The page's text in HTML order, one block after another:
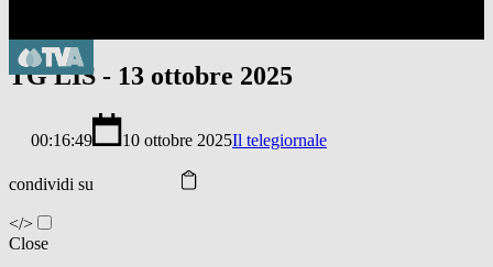
TG LIS - 13 ottobre 2025
00:16:49 10 ottobre 2025Il telegiornale
condividi su
</>
Close